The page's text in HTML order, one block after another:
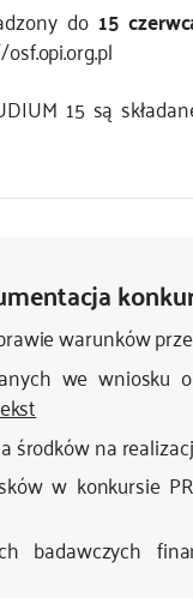
do 15
15 są
warunków
we wniosku
środków na
w konkursie
badawczych